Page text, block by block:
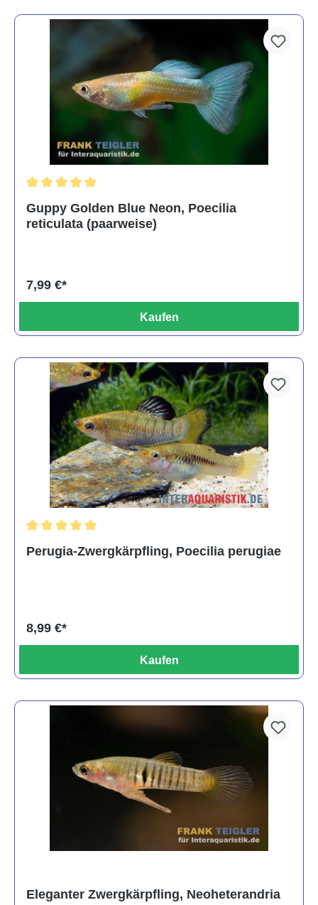
Guppy Golden Blue Neon, Poecilia
reticulata (paarweise)
7,99 €*
Kaufen
Perugia-Zwergkärpfling, Poecilia perugiae
8,99 €*
Kaufen
Eleganter Zwergkärpfling, Neoheterandria